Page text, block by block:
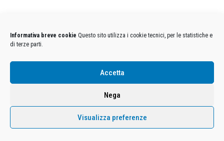
Informativa breve cookie Questo sito utilizza i cookie tecnici, per le statistiche e
di terze parti.
Accetta
Nega
Visualizza preferenze